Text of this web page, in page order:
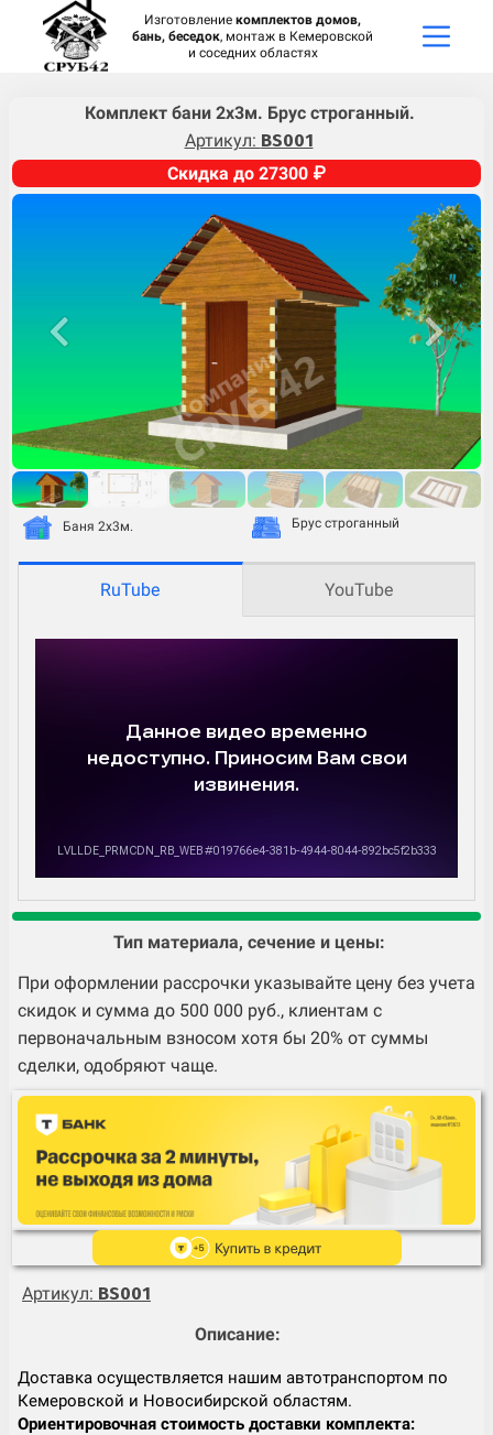
Изготовление комплектов домов,
бань, беседок, монтаж в Кемеровской
и соседних областях
Комплект бани 2х3м. Брус строганный.
Артикул: BS001
Скидка до 27300 ₽
Баня 2х3м. Брус строганный
RuTube YouTube
Тип материала, сечение и цены:
При оформлении рассрочки указывайте цену без учета
скидок и сумма до 500 000 руб., клиентам с
первоначальным взносом хотя бы 20% от суммы
сделки, одобряют чаще.
Артикул: BS001
Описание:
Доставка осуществляется нашим автотранспортом по
Кемеровской и Новосибирской областям.
Ориентировочная стоимость доставки комплекта: